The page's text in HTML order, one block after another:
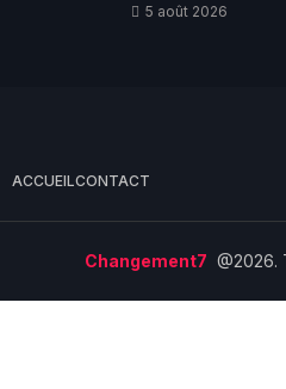
5 août 2026
ACCUEILCONTACT
Changement7 @2026.